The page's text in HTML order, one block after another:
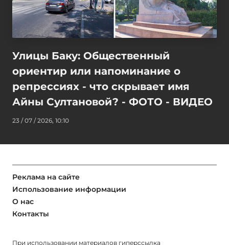
Улицы Баку: Общественный
ориентир или напоминание о
репрессиях - что скрывает имя
Айны Султановой? - ФОТО - ВИДЕО
23 / 07 / 2026, 10:10
Реклама на сайте
Использование информации
О нас
Контакты
При использовании материалов гиперссылка